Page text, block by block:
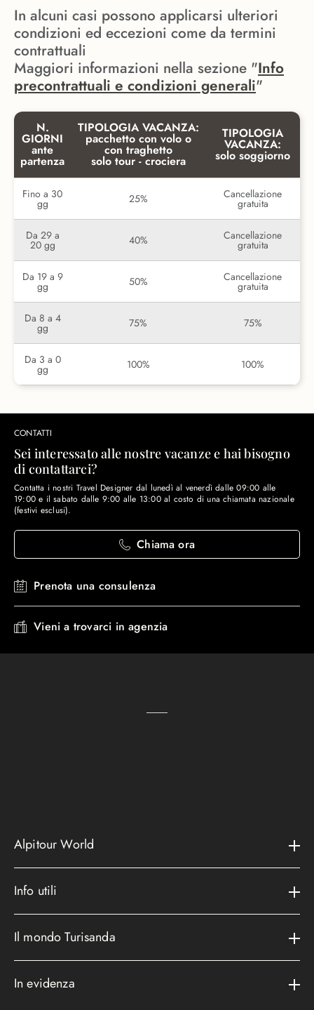
In alcuni casi possono applicarsi ulteriori
condizioni ed eccezioni come da termini
contrattuali
Maggiori informazioni nella sezione "Info
precontrattuali e condizioni generali"
N.
GIORNI
ante
partenza
TIPOLOGIA VACANZA:
pacchetto con volo o
con traghetto
solo tour - crociera
TIPOLOGIA
VACANZA:
solo soggiorno
Fino a 30
gg 25% Cancellazione
gratuita
Da 29 a
20 gg 40% Cancellazione
gratuita
Da 19 a 9
gg 50% Cancellazione
gratuita
Da 8 a 4
gg 75% 75%
Da 3 a 0
gg 100% 100%
CONTATTI
Sei interessato alle nostre vacanze e hai bisogno
di contattarci?
Contatta i nostri Travel Designer dal lunedì al venerdì dalle 09:00 alle
19:00 e il sabato dalle 9:00 alle 13:00 al costo di una chiamata nazionale
(festivi esclusi).
Chiama ora
Prenota una consulenza
Vieni a trovarci in agenzia
Alpitour World
AWARD
Area riservata
Convenzioni
Info utili
Metodi di pagamento
Il mondo Turisanda
In evidenza